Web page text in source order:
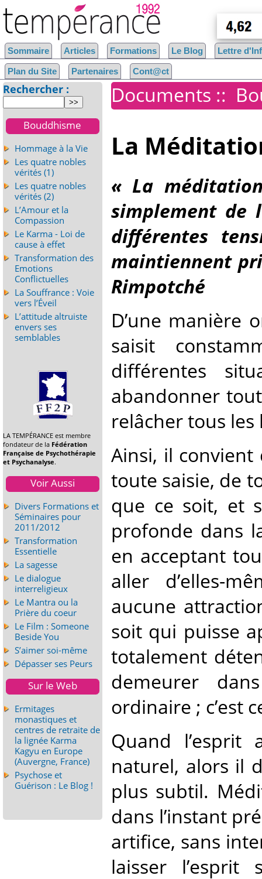
Documents ::
La
« La
simplement de
différentes
maintiennent
Rimpotché
D’une manière
saisit
différentes
abandonner
relâcher tous les
Ainsi, il convient
toute saisie, de
que ce soit, et
profonde dans
en acceptant
aller d’elles-
aucune
soit qui puisse
totalement
demeurer
ordinaire ; c’est
Quand
naturel, alors il
plus subtil.
dans l’instant
artifice, sans
laisser
Sommaire Articles Formations Le Blog Lettre
Plan du Site Partenaires Cont@ct
Rechercher :
Bouddhisme
Hommage à la Vie
Les quatre nobles
vérités (1)
Les quatre nobles
vérités (2)
L’Amour et la
Compassion
Le Karma - Loi de
cause à effet
Transformation des
Emotions
Conflictuelles
La Souffrance : Voie
vers l’Éveil
L’attitude altruiste
envers ses
semblables
LA TEMPÉRANCE est membre
fondateur de la Fédération
Française de Psychothérapie
et Psychanalyse.
Voir Aussi
Divers Formations et
Séminaires pour
2011/2012
Transformation
Essentielle
La sagesse
Le dialogue
interreligieux
Le Mantra ou la
Prière du coeur
Le Film : Someone
Beside You
S’aimer soi-même
Dépasser ses Peurs
Sur le Web
Ermitages
monastiques et
centres de retraite de
la lignée Karma
Kagyu en Europe
(Auvergne, France)
Psychose et
Guérison : Le Blog !